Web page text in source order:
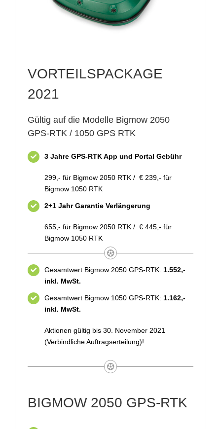
VORTEILSPACKAGE
2021
Gültig auf die Modelle Bigmow 2050
GPS-RTK / 1050 GPS RTK
3 Jahre GPS-RTK App und Portal Gebühr
299,- für Bigmow 2050 RTK / € 239,- für
Bigmow 1050 RTK
2+1 Jahr Garantie Verlängerung
655,- für Bigmow 2050 RTK / € 445,- für
Bigmow 1050 RTK
Gesamtwert Bigmow 2050 GPS-RTK: 1.552,-
inkl. MwSt.
Gesamtwert Bigmow 1050 GPS-RTK: 1.162,-
inkl. MwSt.
Aktionen gültig bis 30. November 2021
(Verbindliche Auftragserteilung)!
BIGMOW 2050 GPS-RTK